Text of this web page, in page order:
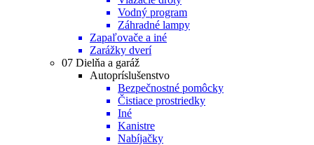
Vodný program
Záhradné lampy
Zapaľovače a iné
Zarážky dverí
07 Dielňa a garáž
Autopríslušenstvo
Bezpečnostné pomôcky
Čistiace prostriedky
Iné
Kanistre
Nabíjačky